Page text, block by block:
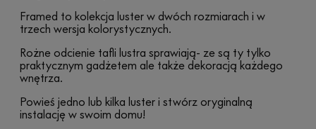
Framed to kolekcja luster w dwóch rozmiarach i w
trzech wersja kolorystycznych.
Rożne odcienie tafli lustra sprawiają- ze są ty tylko
praktycznym gadżetem ale także dekoracją każdego
wnętrza.
Powieś jedno lub kilka luster i stwórz oryginalną
instalację w swoim domu!